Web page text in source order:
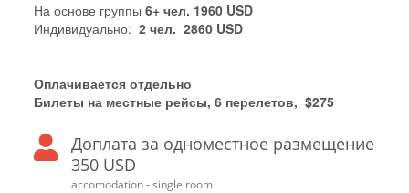
На основе группы 6+ чел. 1960 USD
Индивидуально: 2 чел. 2860 USD
Оплачивается отдельно
Билеты на местные рейсы, 6 перелетов, $275
Доплата за одноместное размещение
350 USD
accomodation - single room